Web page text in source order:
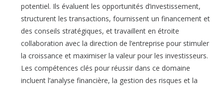
potentiel. Ils évaluent les opportunités d’investissement,
structurent les transactions, fournissent un financement et
des conseils stratégiques, et travaillent en étroite
collaboration avec la direction de l’entreprise pour stimuler
la croissance et maximiser la valeur pour les investisseurs.
Les compétences clés pour réussir dans ce domaine
incluent l’analyse financière, la gestion des risques et la